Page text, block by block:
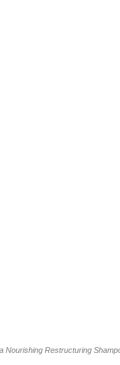
Nourishing Restructuring